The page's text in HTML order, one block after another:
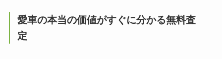
愛車の本当の価値がすぐに分かる無料査
定